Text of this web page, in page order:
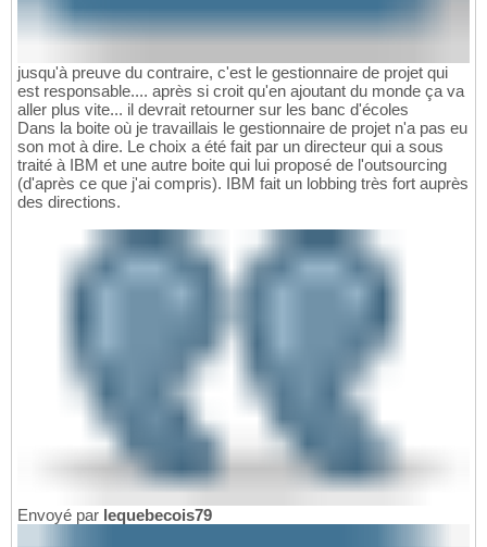
jusqu'à preuve du contraire, c'est le gestionnaire de projet qui
est responsable.... après si croit qu'en ajoutant du monde ça va
aller plus vite... il devrait retourner sur les banc d'écoles
Dans la boite où je travaillais le gestionnaire de projet n'a pas eu
son mot à dire. Le choix a été fait par un directeur qui a sous
traité à IBM et une autre boite qui lui proposé de l'outsourcing
(d'après ce que j'ai compris). IBM fait un lobbing très fort auprès
des directions.
Envoyé par lequebecois79